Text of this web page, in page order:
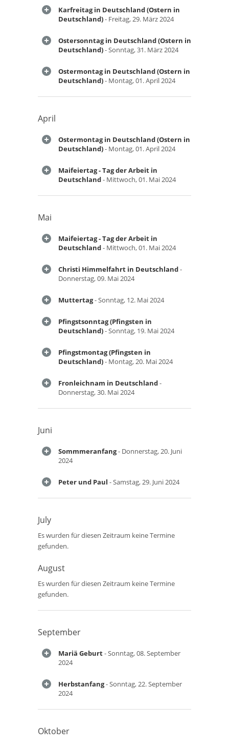
Karfreitag in Deutschland (Ostern in
Deutschland)- Freitag, 29. März 2024
Ostersonntag in Deutschland (Ostern in
Deutschland)- Sonntag, 31. März 2024
Ostermontag in Deutschland (Ostern in
Deutschland)- Montag, 01. April 2024
April
Ostermontag in Deutschland (Ostern in
Deutschland)- Montag, 01. April 2024
Maifeiertag - Tag der Arbeit in
Deutschland- Mittwoch, 01. Mai 2024
Mai
Maifeiertag - Tag der Arbeit in
Deutschland- Mittwoch, 01. Mai 2024
Christi Himmelfahrt in Deutschland-
Donnerstag, 09. Mai 2024
Muttertag- Sonntag, 12. Mai 2024
Pfingstsonntag (Pfingsten in
Deutschland)- Sonntag, 19. Mai 2024
Pfingstmontag (Pfingsten in
Deutschland)- Montag, 20. Mai 2024
Fronleichnam in Deutschland-
Donnerstag, 30. Mai 2024
Juni
Sommmeranfang- Donnerstag, 20. Juni
2024
Peter und Paul - Samstag, 29. Juni 2024
July
Es wurden für diesen Zeitraum keine Termine
gefunden.
August
Es wurden für diesen Zeitraum keine Termine
gefunden.
September
Mariä Geburt- Sonntag, 08. September
2024
Herbstanfang- Sonntag, 22. September
2024
Oktober